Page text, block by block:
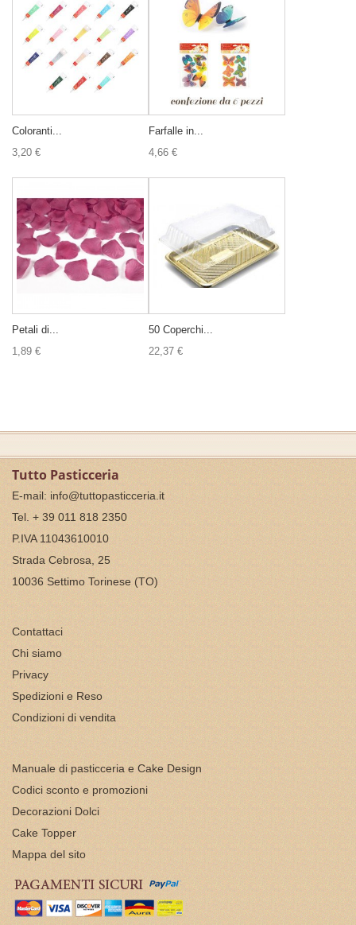
Coloranti...
3,20 €
Farfalle in...
4,66 €
Petali di...
1,89 €
50 Coperchi...
22,37 €
Tutto Pasticceria
E-mail: info@tuttopasticceria.it
Tel. + 39 011 818 2350
P.IVA 11043610010
Strada Cebrosa, 25
10036 Settimo Torinese (TO)
Contattaci
Chi siamo
Privacy
Spedizioni e Reso
Condizioni di vendita
Manuale di pasticceria e Cake Design
Codici sconto e promozioni
Decorazioni Dolci
Cake Topper
Mappa del sito